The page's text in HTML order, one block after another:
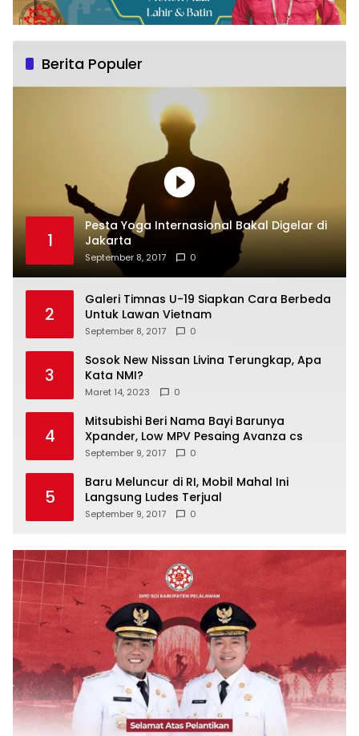
Berita Populer
1
Pesta Yoga Internasional Bakal Digelar di
Jakarta
September 8, 2017 0
2
Galeri Timnas U-19 Siapkan Cara Berbeda
Untuk Lawan Vietnam
September 8, 2017 0
3
Sosok New Nissan Livina Terungkap, Apa
Kata NMI?
Maret 14, 2023 0
4
Mitsubishi Beri Nama Bayi Barunya
Xpander, Low MPV Pesaing Avanza cs
September 9, 2017 0
5
Baru Meluncur di RI, Mobil Mahal Ini
Langsung Ludes Terjual
September 9, 2017 0